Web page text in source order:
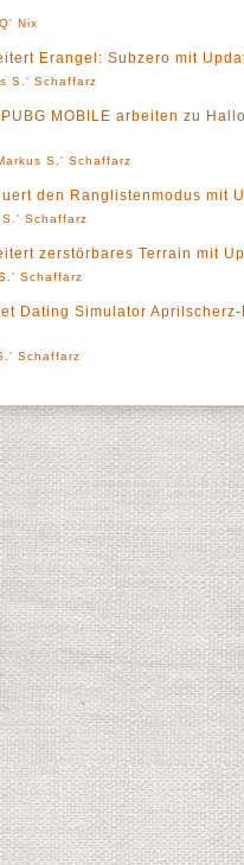
Nix
Erangel: Subzero mit
S.' Schaffarz
PUBG MOBILE arbeiten zu
S.' Schaffarz
den Ranglistenmodus mit
S.' Schaffarz
zerstörbares Terrain mit
Schaffarz
Dating Simulator
Schaffarz